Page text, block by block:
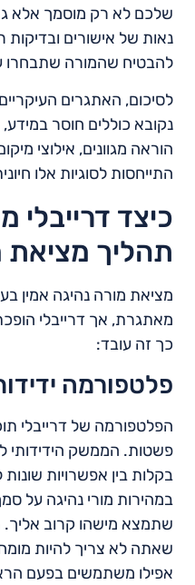
שלכם לא רק מוסמך אלא
נאות של אישורים
להבטיח שהמורה שתבחרו
לסיכום, האתגרים
נקובא כוללים חוסר במידע,
הוראה מגוונים, אילוצי
התייחסות לסוגיות אלו
כיצד
תהליך מציאת
מציאת מורה נהיגה אמין
מאתגרת, אך דרייבלי
כך זה עובד:
פלטפורמה
הפלטפורמה של דרייבלי
פשטות. הממשק
בקלות בין אפשרויות
במהירות מורי נהיגה על
שתמצא מישהו קרוב אליך.
שאתה לא צריך להיות
אפילו משתמשים בפעם